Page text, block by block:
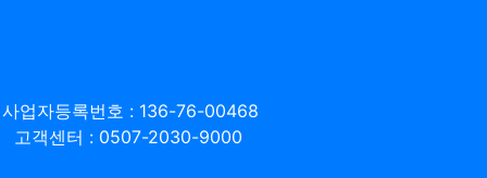
사업자등록번호 : 136-76-00468
고객센터 : 0507-2030-9000